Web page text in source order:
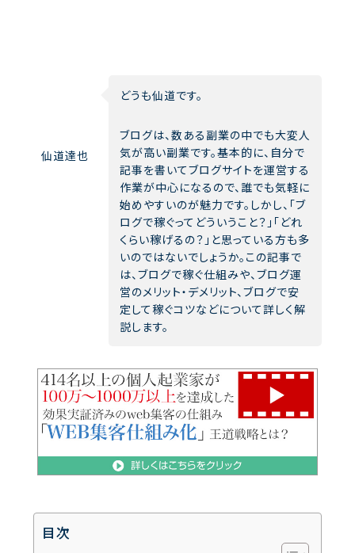
仙道達也
どうも仙道です。
ブログは、数ある副業の中でも大変人
気が高い副業です。基本的に、自分で
記事を書いてブログサイトを運営する
作業が中心になるので、誰でも気軽に
始めやすいのが魅力です。しかし、「ブ
ログで稼ぐってどういうこと？」「どれ
くらい稼げるの？」と思っている方も多
いのではないでしょうか。この記事で
は、ブログで稼ぐ仕組みや、ブログ運
営のメリット・デメリット、ブログで安
定して稼ぐコツなどについて詳しく解
説します。
目次